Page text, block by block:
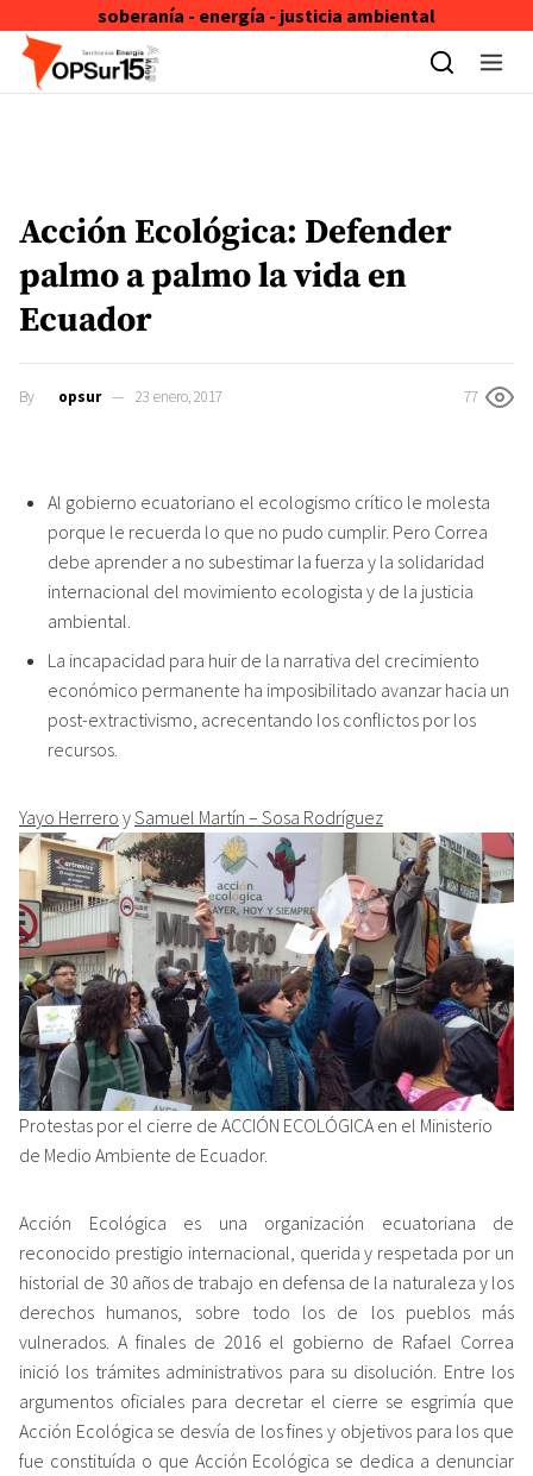
soberanía - energía - justicia ambiental
Skip to content
Acción Ecológica: Defender
palmo a palmo la vida en
Ecuador
By opsur 23 enero, 2017 77
Al gobierno ecuatoriano el ecologismo crítico le molesta
porque le recuerda lo que no pudo cumplir. Pero Correa
debe aprender a no subestimar la fuerza y la solidaridad
internacional del movimiento ecologista y de la justicia
ambiental.
La incapacidad para huir de la narrativa del crecimiento
económico permanente ha imposibilitado avanzar hacia un
post-extractivismo, acrecentando los conflictos por los
recursos.
Yayo Herrero ySamuel Martín – Sosa Rodríguez
Protestas por el cierre de ACCIÓN ECOLÓGICA en el Ministerio
de Medio Ambiente de Ecuador.
Acción Ecológica es una organización ecuatoriana de
reconocido prestigio internacional, querida y respetada por un
historial de 30 años de trabajo en defensa de la naturaleza y los
derechos humanos, sobre todo los de los pueblos más
vulnerados. A finales de 2016 el gobierno de Rafael Correa
inició los trámites administrativos para su disolución. Entre los
argumentos oficiales para decretar el cierre se esgrimía que
Acción Ecológica se desvía de los fines y objetivospara los que
fue constituída o que Acción Ecológica se dedica a denunciar